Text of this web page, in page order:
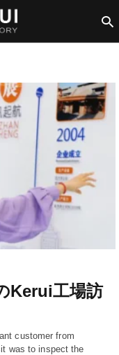
Kerui工場訪
customer from
was to inspect the